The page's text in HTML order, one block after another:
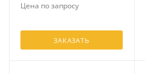
Цена по запросу
ЗАКАЗАТЬ